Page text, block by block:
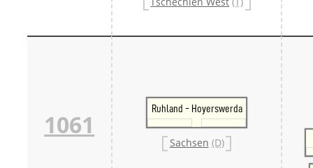
1061
Ruhland - Hoyerswerda
Sachsen (D)